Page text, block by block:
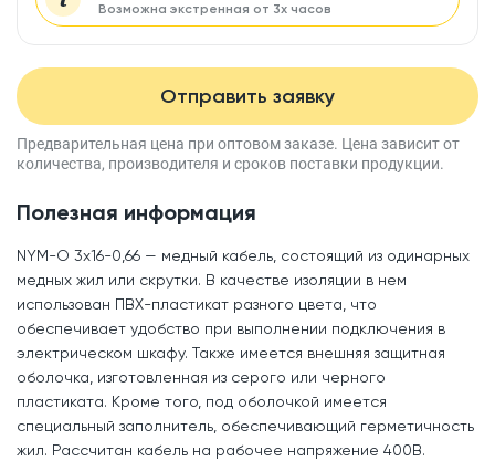
Отправить заявку
Предварительная цена при оптовом заказе. Цена зависит от
количества, производителя и сроков поставки продукции.
Возможна экстренная от 3х часов
Полезная информация
NYM-O 3x16-0,66 — медный кабель, состоящий из одинарных
медных жил или скрутки. В качестве изоляции в нем
использован ПВХ-пластикат разного цвета, что
обеспечивает удобство при выполнении подключения в
электрическом шкафу. Также имеется внешняя защитная
оболочка, изготовленная из серого или черного
пластиката. Кроме того, под оболочкой имеется
специальный заполнитель, обеспечивающий герметичность
жил. Рассчитан кабель на рабочее напряжение 400В.